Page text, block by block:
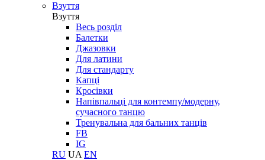
Взуття
Взуття
Весь розділ
Балетки
Джазовки
Для латини
Для стандарту
Капці
Кросівки
Напівпальці для контемпу/модерну,
сучасного танцю
Тренувальна для бальних танців
FB
IG
RU UA EN